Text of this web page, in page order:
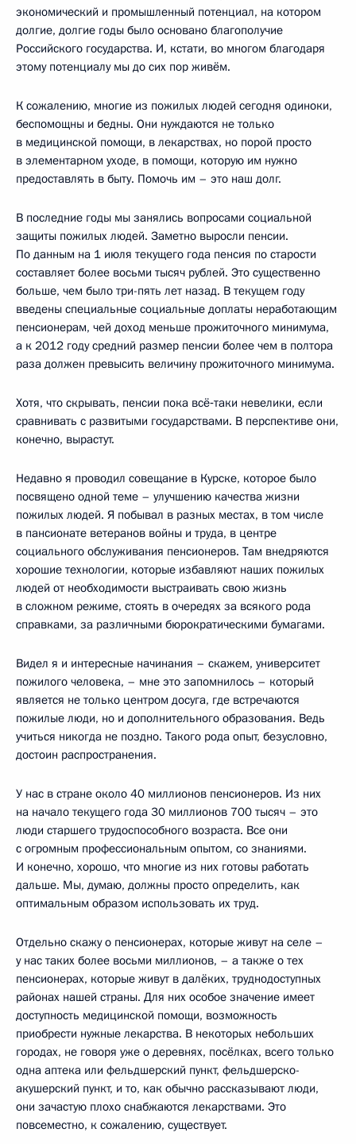
экономический и промышленный потенциал, на котором
долгие, долгие годы было основано благополучие
Российского государства. И, кстати, во многом благодаря
этому потенциалу мы до сих пор живём.
К сожалению, многие из пожилых людей сегодня одиноки,
беспомощны и бедны. Они нуждаются не только
в медицинской помощи, в лекарствах, но порой просто
в элементарном уходе, в помощи, которую им нужно
предоставлять в быту. Помочь им – это наш долг.
В последние годы мы занялись вопросами социальной
защиты пожилых людей. Заметно выросли пенсии.
По данным на 1 июля текущего года пенсия по старости
составляет более восьми тысяч рублей. Это существенно
больше, чем было три-пять лет назад. В текущем году
введены специальные социальные доплаты неработающим
пенсионерам, чей доход меньше прожиточного минимума,
а к 2012 году средний размер пенсии более чем в полтора
раза должен превысить величину прожиточного минимума.
Хотя, что скрывать, пенсии пока всё‑таки невелики, если
сравнивать с развитыми государствами. В перспективе они,
конечно, вырастут.
Недавно я проводил совещание в Курске, которое было
посвящено одной теме – улучшению качества жизни
пожилых людей. Я побывал в разных местах, в том числе
в пансионате ветеранов войны и труда, в центре
социального обслуживания пенсионеров. Там внедряются
хорошие технологии, которые избавляют наших пожилых
людей от необходимости выстраивать свою жизнь
в сложном режиме, стоять в очередях за всякого рода
справками, за различными бюрократическими бумагами.
Видел я и интересные начинания – скажем, университет
пожилого человека, – мне это запомнилось – который
является не только центром досуга, где встречаются
пожилые люди, но и дополнительного образования. Ведь
учиться никогда не поздно. Такого рода опыт, безусловно,
достоин распространения.
У нас в стране около 40 миллионов пенсионеров. Из них
на начало текущего года 30 миллионов 700 тысяч – это
люди старшего трудоспособного возраста. Все они
с огромным профессиональным опытом, со знаниями.
И конечно, хорошо, что многие из них готовы работать
дальше. Мы, думаю, должны просто определить, как
оптимальным образом использовать их труд.
Отдельно скажу о пенсионерах, которые живут на селе –
у нас таких более восьми миллионов, – а также о тех
пенсионерах, которые живут в далёких, труднодоступных
районах нашей страны. Для них особое значение имеет
доступность медицинской помощи, возможность
приобрести нужные лекарства. В некоторых небольших
городах, не говоря уже о деревнях, посёлках, всего только
одна аптека или фельдшерский пункт, фельдшерско-
акушерский пункт, и то, как обычно рассказывают люди,
они зачастую плохо снабжаются лекарствами. Это
повсеместно, к сожалению, существует.